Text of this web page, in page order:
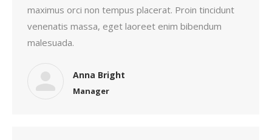
maximus orci non tempus placerat. Proin tincidunt
venenatis massa, eget laoreet enim bibendum
malesuada.
Anna Bright
Manager